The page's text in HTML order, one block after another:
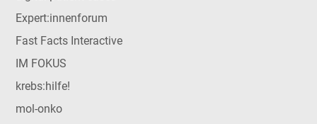
Expert:innenforum
Fast Facts Interactive
IM FOKUS
krebs:hilfe!
mol-onko